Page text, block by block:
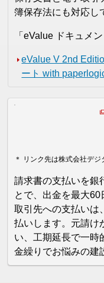
簿保存法にも対応し
「eValue ドキュメ
eValue V 2nd
ート with
＊ リンク先は株式会社デジ
請求書の支払いを銀
とで、出金を最大60
取引先への支払いは
払いします。元請け
い、工期延長で一時
金繰りでお悩みの建